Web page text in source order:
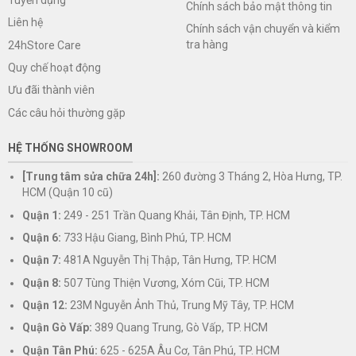
Liên hệ
24hStore Care
Quy chế hoạt động
Ưu đãi thành viên
Các câu hỏi thường gặp
Chính sách bảo mật thông tin
Chính sách vận chuyển và kiểm
tra hàng
HỆ THỐNG SHOWROOM
[Trung tâm sửa chữa 24h]: 260 đường 3 Tháng 2, Hòa Hưng, TP.
HCM (Quận 10 cũ)
Quận 1: 249 - 251 Trần Quang Khải, Tân Định, TP. HCM
Quận 6: 733 Hậu Giang, Bình Phú, TP. HCM
Quận 7: 481A Nguyễn Thị Thập, Tân Hưng, TP. HCM
Quận 8: 507 Tùng Thiện Vương, Xóm Cũi, TP. HCM
Quận 12: 23M Nguyễn Ảnh Thủ, Trung Mỹ Tây, TP. HCM
Quận Gò Vấp: 389 Quang Trung, Gò Vấp, TP. HCM
Quận Tân Phú: 625 - 625A Âu Cơ, Tân Phú, TP. HCM